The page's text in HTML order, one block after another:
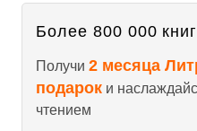
Более 800 000
Получи 2 месяца
подарок и
чтением